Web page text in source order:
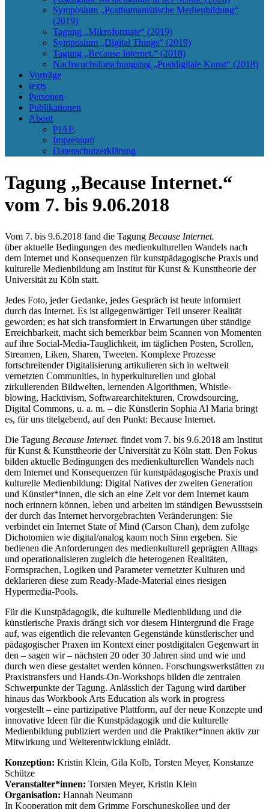
Symposium „Posthumanistische Medienbildung“
(2019)
Tagung „Mikroformate“ (2019)
Symposium „Digital Things“ (2019)
Tagung „Because Internet.“ (2018)
Nachwuchsforschungstag „Postdigitale Kunst“ (2018)
Vorträge
texts
Personen
Publikationen
About
PIAE
Impressum
Datenschutzerklärung
Tagung „Because Internet.“
vom 7. bis 9.06.2018
Vom 7. bis 9.6.2018 fand die Tagung Because Internet.
über aktuelle Bedingungen des medienkulturellen Wandels nach
dem Internet und Konsequenzen für kunstpädagogische Praxis und
kulturelle Medienbildung am Institut für Kunst & Kunsttheorie der
Universität zu Köln statt.
Jedes Foto, jeder Gedanke, jedes Gespräch ist heute informiert
durch das Internet. Es ist allgegenwärtiger Teil unserer Realität
geworden; es hat sich transformiert in Erwartungen über ständige
Erreichbarkeit, macht sich bemerkbar beim Scannen von Momenten
auf ihre Social-Media-Tauglichkeit, im täglichen Posten, Scrollen,
Streamen, Liken, Sharen, Tweeten. Komplexe Prozesse
fortschreitender Digitalisierung artikulieren sich in weltweit
vernetzten Communities, in hyperkulturellen und global
zirkulierenden Bildwelten, lernenden Algorithmen, Whistle-
blowing, Hacktivism, Softwarearchitekturen, Crowdsourcing,
Digital Commons, u. a. m. – die Künstlerin Sophia Al Maria bringt
es, für uns titelgebend, auf den Punkt: Because Internet.
Die Tagung Because Internet. findet vom 7. bis 9.6.2018 am Institut
für Kunst & Kunsttheorie der Universität zu Köln statt. Den Fokus
bilden aktuelle Bedingungen des medienkulturellen Wandels nach
dem Internet und Konsequenzen für kunstpädagogische Praxis und
kulturelle Medienbildung: Digital Natives der zweiten Generation
und Künstler*innen, die sich an eine Zeit vor dem Internet kaum
noch erinnern können, leben und arbeiten im ständigen Bewusstsein
der durch das Internet hervorgebrachten Veränderungen: Sie
verbindet ein Internet State of Mind (Carson Chan), dem zufolge
Dichotomien wie digital/analog kaum noch Sinn ergeben. Sie
bedienen die Anforderungen des medienkulturell geprägten Alltags
und operationalisieren zugleich die heterogenen Realitäten,
Formsprachen, Logiken und Parameter vernetzter Kulturen und
deklarieren diese zum Ready-Made-Material eines riesigen
Hypermedia-Pools.
Für die Kunstpädagogik, die kulturelle Medienbildung und die
künstlerische Praxis drängt sich vor diesem Hintergrund die Frage
auf, was eigentlich die relevanten Gegenstände künstlerischer und
pädagogischer Praxen im Kontext einer postdigitalen Gegenwart in
den – sagen wir – nächsten 20 oder 30 Jahren sind und wie und
durch wen diese gestaltet werden können. Forschungswerkstätten zu
Praxistransfers und Hands-On-Workshops bilden die zentralen
Schwerpunkte der Tagung. Anlässlich der Tagung wird darüber
hinaus das Workbook Arts Education als work in progress
vorgestellt – eine partizipative Plattform, auf der neue Konzepte und
innovative Ideen für die Kunstpädagogik und die kulturelle
Medienbildung publiziert werden und die Praktiker*innen aktiv zur
Mitwirkung und Weiterentwicklung einlädt.
Konzeption: Kristin Klein, Gila Kolb, Torsten Meyer, Konstanze
Schütze
Veranstalter*innen: Torsten Meyer, Kristin Klein
Organisation: Hannah Neumann
In Kooperation mit dem Grimme Forschungskolleg und der